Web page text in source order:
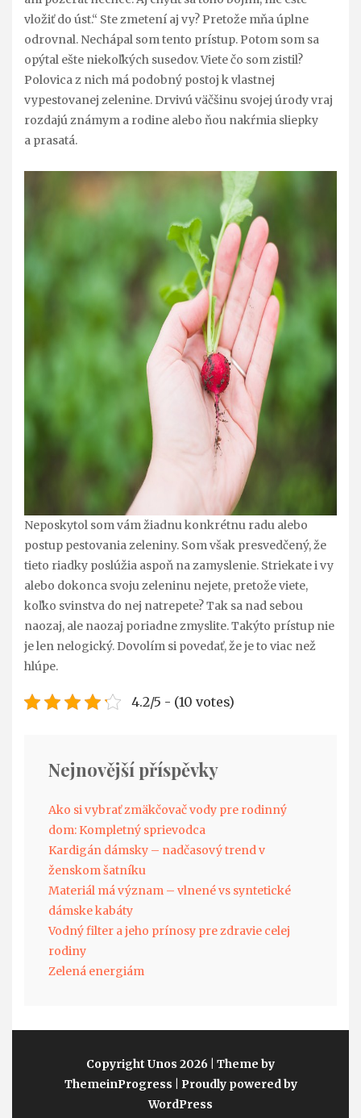
vložiť do úst.“ Ste zmetení aj vy? Pretože mňa úplne
odrovnal. Nechápal som tento prístup. Potom som sa
opýtal ešte niekoľkých susedov. Viete čo som zistil?
Polovica z nich má podobný postoj k vlastnej
vypestovanej zelenine. Drvivú väčšinu svojej úrody vraj
rozdajú známym a rodine alebo ňou nakŕmia sliepky
a prasatá.
Neposkytol som vám žiadnu konkrétnu radu alebo
postup pestovania zeleniny. Som však presvedčený, že
tieto riadky poslúžia aspoň na zamyslenie. Striekate i vy
alebo dokonca svoju zeleninu nejete, pretože viete,
koľko svinstva do nej natrepete? Tak sa nad sebou
naozaj, ale naozaj poriadne zmyslite. Takýto prístup nie
je len nelogický. Dovolím si povedať, že je to viac než
hlúpe.
4.2/5 - (10 votes)
Nejnovější příspěvky
Ako si vybrať zmäkčovač vody pre rodinný
dom: Kompletný sprievodca
Kardigán dámsky – nadčasový trend v
ženskom šatníku
Materiál má význam – vlnené vs syntetické
dámske kabáty
Vodný filter a jeho prínosy pre zdravie celej
rodiny
Zelená energiám
Copyright Unos 2026
| Theme by
ThemeinProgress
| Proudly powered by
WordPress